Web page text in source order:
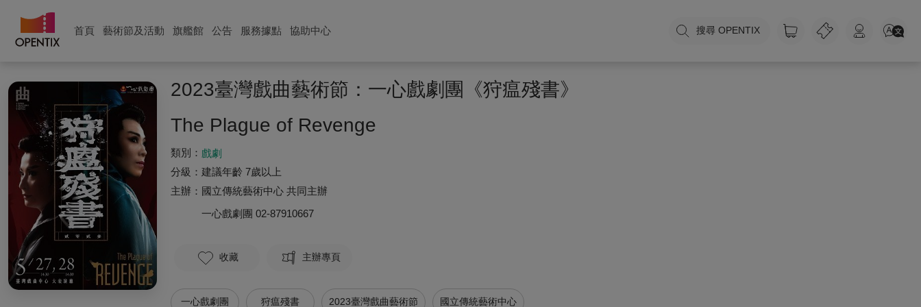
首頁 藝術節及活動 旗艦館 公告 服務據點 協助中心 搜尋 OPENTIX
2023臺灣戲曲藝術節：一心戲劇團《狩瘟殘書》
The Plague of Revenge
類別： 戲劇
分級： 建議年齡 7歲以上
主辦： 國立傳統藝術中心 共同主辦
一心戲劇團 02-87910667
收藏 主辦專頁
一心戲劇團 狩瘟殘書 2023臺灣戲曲藝術節 國立傳統藝術中心